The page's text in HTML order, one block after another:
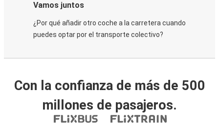
Vamos juntos
¿Por qué añadir otro coche a la carretera cuando
puedes optar por el transporte colectivo?
Con la confianza de más de 500
millones de pasajeros.